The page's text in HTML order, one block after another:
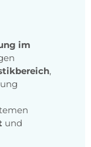
im
,
und